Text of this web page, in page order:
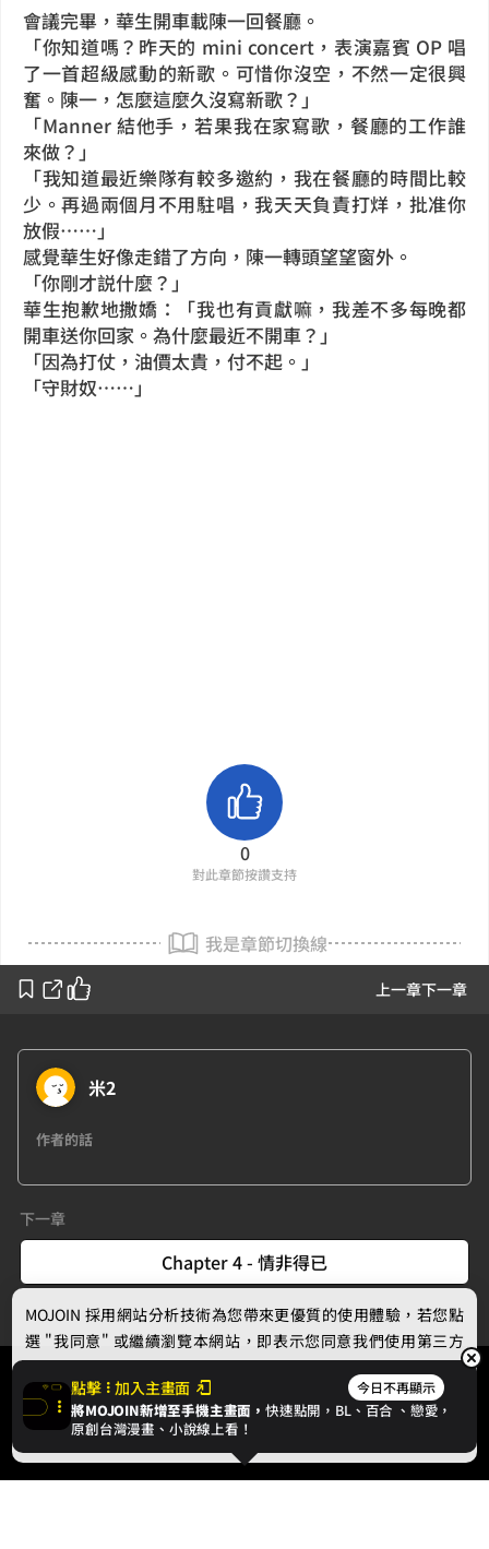
上一章下一章
會議完畢，華生開車載陳一回餐廳。
「你知道嗎？昨天的 mini concert，表演嘉賓 OP 唱
了一首超級感動的新歌。可惜你沒空，不然一定很興
奮。陳一，怎麼這麼久沒寫新歌？」
「Manner 結他手，若果我在家寫歌，餐廳的工作誰
來做？」
「我知道最近樂隊有較多邀約，我在餐廳的時間比較
少。再過兩個月不用駐唱，我天天負責打烊，批准你
放假⋯⋯」
感覺華生好像走錯了方向，陳一轉頭望望窗外。
「你剛才説什麼？」
華生抱歉地撒嬌：「我也有貢獻嘛，我差不多每晚都
開車送你回家。為什麼最近不開車？」
「因為打仗，油價太貴，付不起。」
「守財奴⋯⋯」
0
對此章節按讚支持
我是章節切換線
米2
作者的話
下一章
Chapter 4 - 情非得已
點擊 加入主畫面 今日不再顯示
將MOJOIN新增至手機主畫面，快速點開，BL、 百合 、戀愛，
原創台灣漫畫、小說線上看！
MOJOIN 採用網站分析技術為您帶來更優質的使用體驗，若您點
選 "我同意" 或繼續瀏覽本網站，即表示您同意我們使用第三方
Cookie，欲瞭解更多資訊請見隱私權政策。
我同意